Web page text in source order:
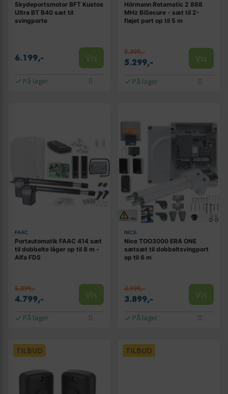
Skydeportsmotor BFT Kustos
Ultra BT B40 sæt til
svingporte
6.199,- Vis
På lager
Hörmann Rotamatic 2 868
MHz BiSecure - sæt til 2-
fløjet port op til 5 m
5.399,-
5.299,- Vis
På lager
FAAC
Portautomatik FAAC 414 sæt
til dobbelte låger op til 8 m -
Alfa FDS
5.099,-
4.799,- Vis
På lager
NICE
Nice TOO3000 ERA ONE
sætsæt til dobbeltsvingport
op til 6 m
3.999,-
3.899,- Vis
På lager
TILBUD TILBUD